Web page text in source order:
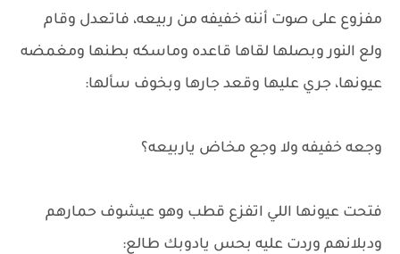
مفزوع على صوت أننه خفيفه من ربيعه، فاتعدل وقام
ولع النور وبصلها لقاها قاعده وماسكه بطنها ومغمضه
عيونها، جري عليها وقعد جارها وبخوف سألها:
وجعه خفيفه ولا وجع مخاض ياربيعه؟
فتحت عيونها اللي اتفزع قطب وهو عيشوف حمارهم
ودبلانهم وردت عليه بحس يادوبك طالع: